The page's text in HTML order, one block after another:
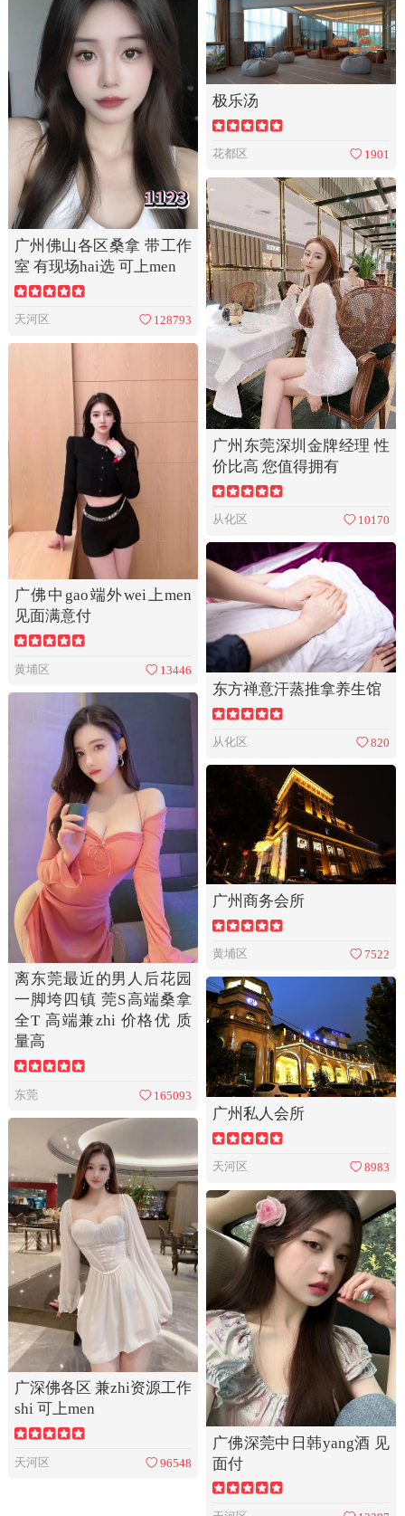
广州佛山各区桑拿 带工作
室 有现场hai选 可上men
天河区 128793
极乐汤
花都区 1901
广州东莞深圳金牌经理 性
价比高 您值得拥有
从化区 10170
广佛中gao端外wei上men
见面满意付
黄埔区 13446
东方禅意汗蒸推拿养生馆
从化区 820
离东莞最近的男人后花园
一脚垮四镇 莞S高端桑拿
全T 高端兼zhi 价格优 质
量高
东莞 165093
广州商务会所
黄埔区 7522
广州私人会所
天河区 8983
广深佛各区 兼zhi资源工作
shi 可上men
天河区 96548
广佛深莞中日韩yang酒 见
面付